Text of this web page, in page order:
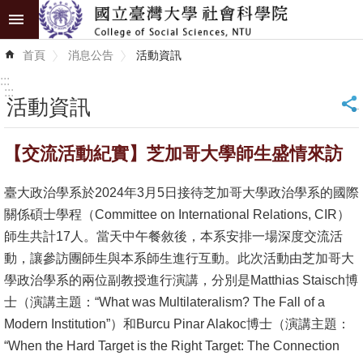
跳到主要內容區塊
進
階
識
院
學
術
單
位
首頁 消息公告 活動資訊
:::
:::
活動資訊 _
【交流活動紀實】芝加哥大學師生盛情來訪
臺大政治學系於2024年3月5日接待芝加哥大學政治學系的國際
關係碩士學程（Committee on International Relations, CIR）
師生共計17人。當天中午餐敘後，本系安排一場深度交流活
動，讓參訪團師生與本系師生進行互動。此次活動由芝加哥大
學政治學系的兩位副教授進行演講，分別是Matthias Staisch博
士（演講主題：“What was Multilateralism? The Fall of a
Modern Institution”）和Burcu Pinar Alakoc博士（演講主題：
“When the Hard Target is the Right Target: The Connection